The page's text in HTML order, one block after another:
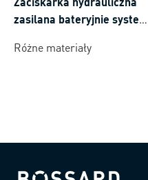
zasilana bateryjnie system
zakres zaciskania 16-400
Różne materiały